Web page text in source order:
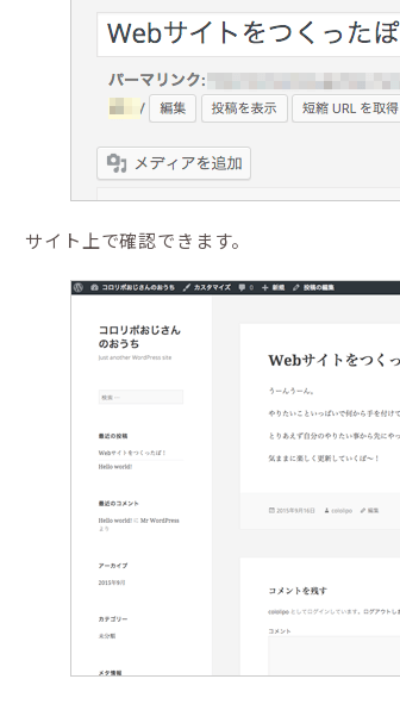
サイト上で確認できます。